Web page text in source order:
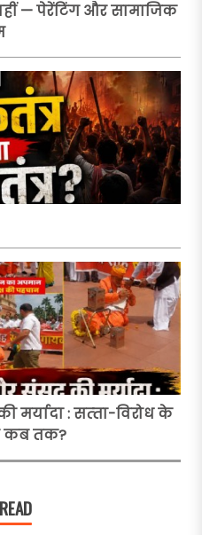
— पेरेंटिंग और सामाजिक
: सत्‍ता-विरोध के
कब तक?